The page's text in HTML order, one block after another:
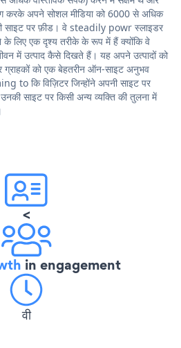
अपने सोशल मीडिया को 6000 से अधिक
साइट पर फ़ीड। वे steadily powr स्लाइडर
के लिए एक दृश्य तरीके के रूप में हैं क्योंकि वे
में उत्पाद कैसे दिखते हैं। यह अपने उत्पादों को
ग्राहकों को एक बेहतरीन ऑन-साइट अनुभव
to कि विज़िटर जिन्होंने अपनी साइट पर
साइट पर किसी अन्य व्यक्ति की तुलना में
<
in engagement
वी